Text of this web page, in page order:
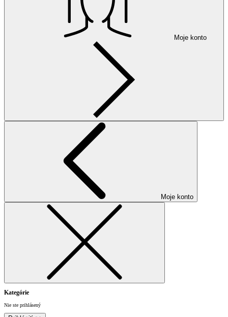
Moje konto
Moje konto
Kategórie
Nie ste prihlásený